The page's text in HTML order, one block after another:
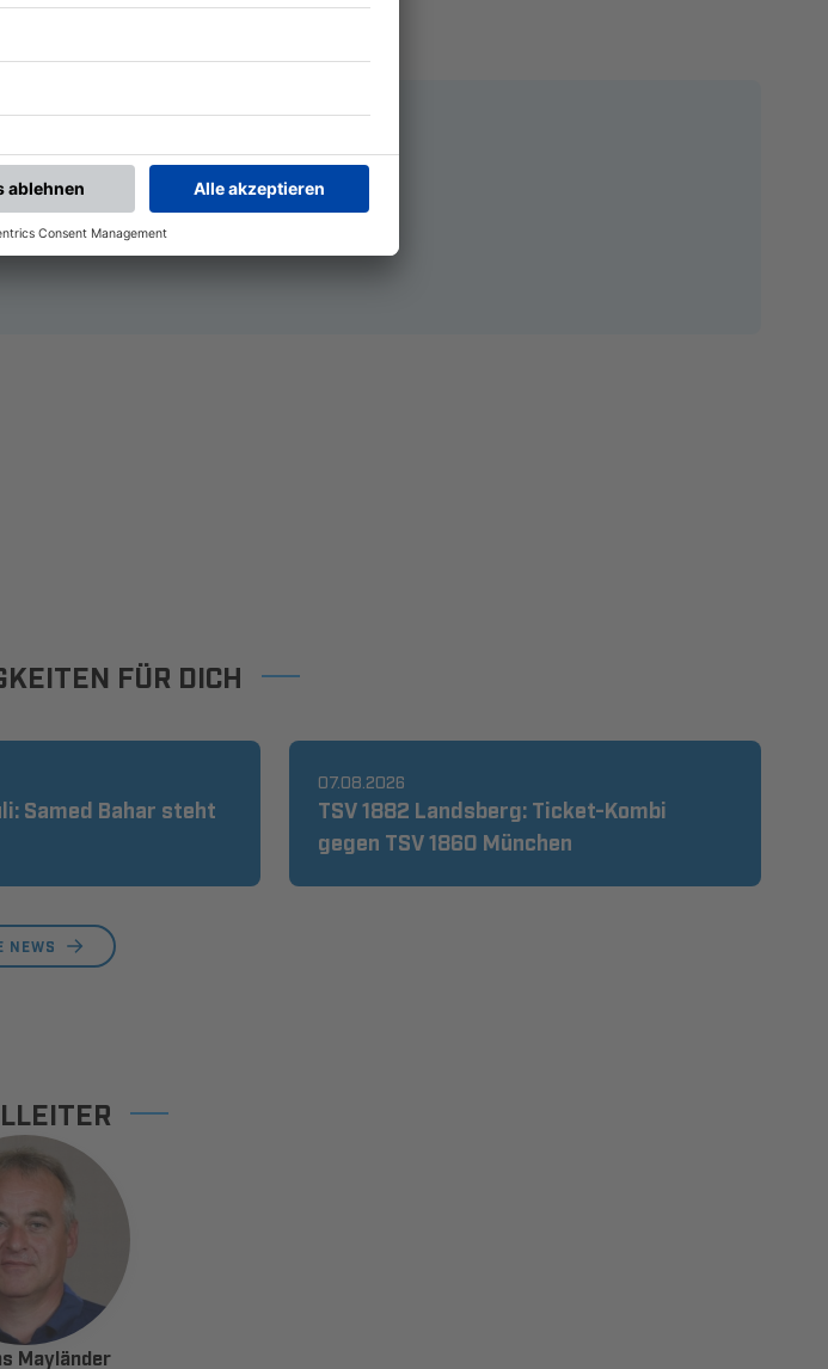
FÜR DICH
Samed Bahar steht
07.08.2026
TSV 1882 Landsberg: Ticket-Kombi
gegen TSV 1860 München
NEWS
Mayländer